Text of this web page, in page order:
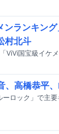
ンランキン
村北斗
ViVi国宝級イケ
、高橋恭平